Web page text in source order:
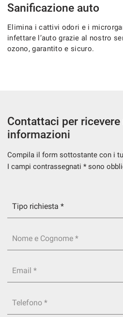
Sanificazione auto
Elimina i cattivi odori e i
infettare l’auto grazie al nostro
ozono, garantito e sicuro.
Contattaci per
informazioni
Compila il form sottostante con i
I campi contrassegnati * sono
Nome e Cognome *
Email *
Telefono *